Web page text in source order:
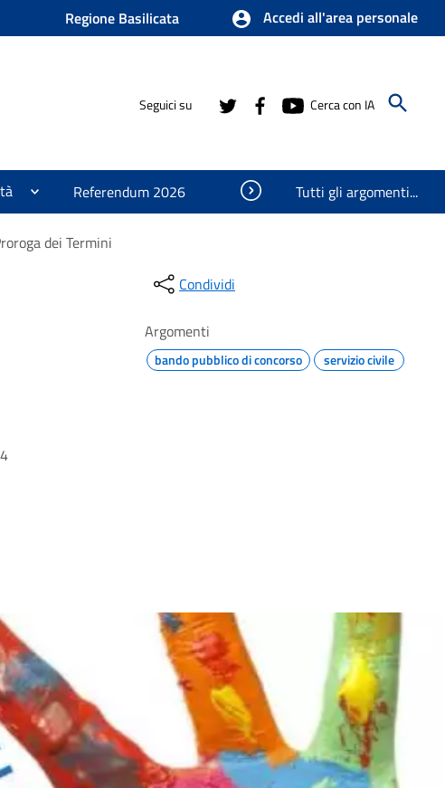
Regione Basilicata Accedi all'area personale
Seguici su Cerca con IA
Referendum 2026 Visualizza oggetti nascosti
Tutti gli argomenti...
dei Termini
Condividi
Argomenti
bando pubblico di concorso servizio civile